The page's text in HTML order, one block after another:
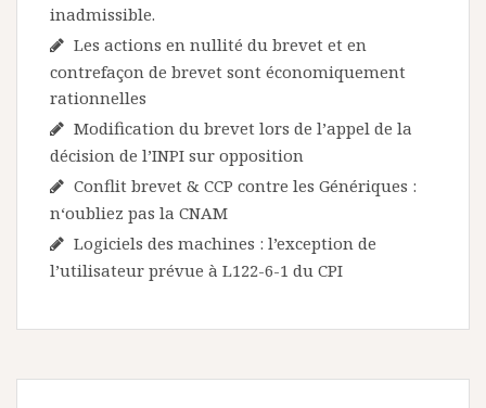
inadmissible.
Les actions en nullité du brevet et en
contrefaçon de brevet sont économiquement
rationnelles
Modification du brevet lors de l’appel de la
décision de l’INPI sur opposition
Conflit brevet & CCP contre les Génériques :
n‘oubliez pas la CNAM
Logiciels des machines : l’exception de
l’utilisateur prévue à L122-6-1 du CPI